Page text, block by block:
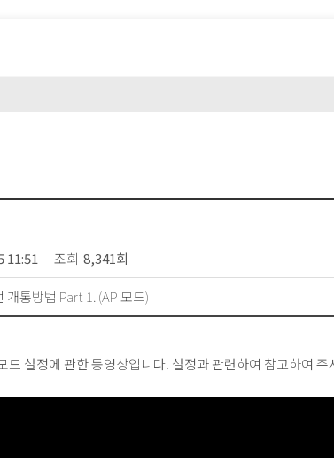
11:51 조회 8,341회
통방법 Part 1. (AP 모드)
드 설정에 관한 동영상입니다. 설정과 관련하여 참고하여